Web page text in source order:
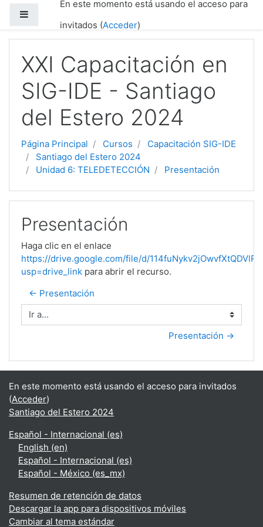
Salta al contenido principalEn este momento está usando el acceso para
invitados (Acceder)
XXI Capacitación en
SIG-IDE - Santiago
del Estero 2024
Página Principal Cursos
Capacitación SIG-IDE
Santiago del Estero 2024
Unidad 6: TELEDETECCIÓN
Presentación
Presentación
Haga clic en el enlace
https://drive.google.com/file/d/
usp=drive_link para abrir el recurso.
← Presentación
Ir a...
Presentación →
En este momento está usando el acceso para invitados
(Acceder)
Santiago del Estero 2024
Español - Internacional ‎(es)‎
English ‎(en)‎
Español - Internacional ‎(es)‎
Español - México ‎(es_mx)‎
Resumen de retención de datos
Descargar la app para dispositivos móviles
Cambiar al tema estándar